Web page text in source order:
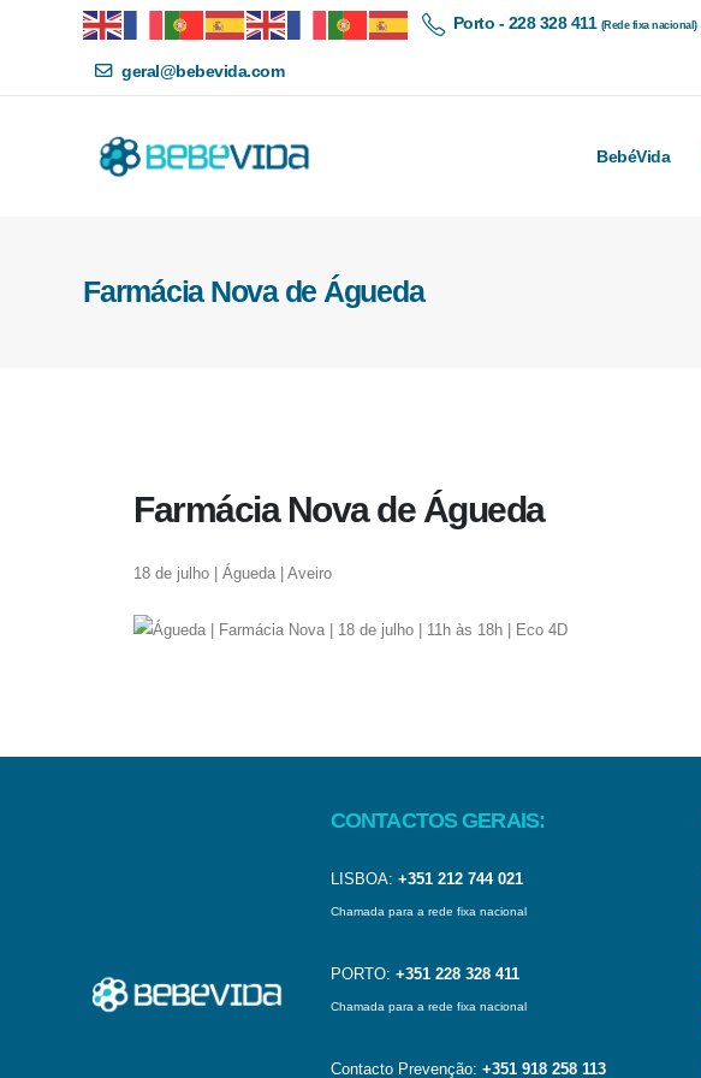
Porto - 228 328 411 (Rede fixa nacional)
geral@bebevida.com
BebéVida
Farmácia Nova de Águeda
Farmácia Nova de Águeda
18 de julho | Águeda | Aveiro
CONTACTOS GERAIS:
LISBOA: +351 212 744 021
Chamada para a rede fixa nacional
PORTO: +351 228 328 411
Chamada para a rede fixa nacional
Contacto Prevenção: +351 918 258 113